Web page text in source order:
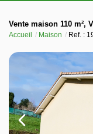
Vendre
Estimation
Notre
Vente maison 110 m²,
Accueil Maison Ref. :